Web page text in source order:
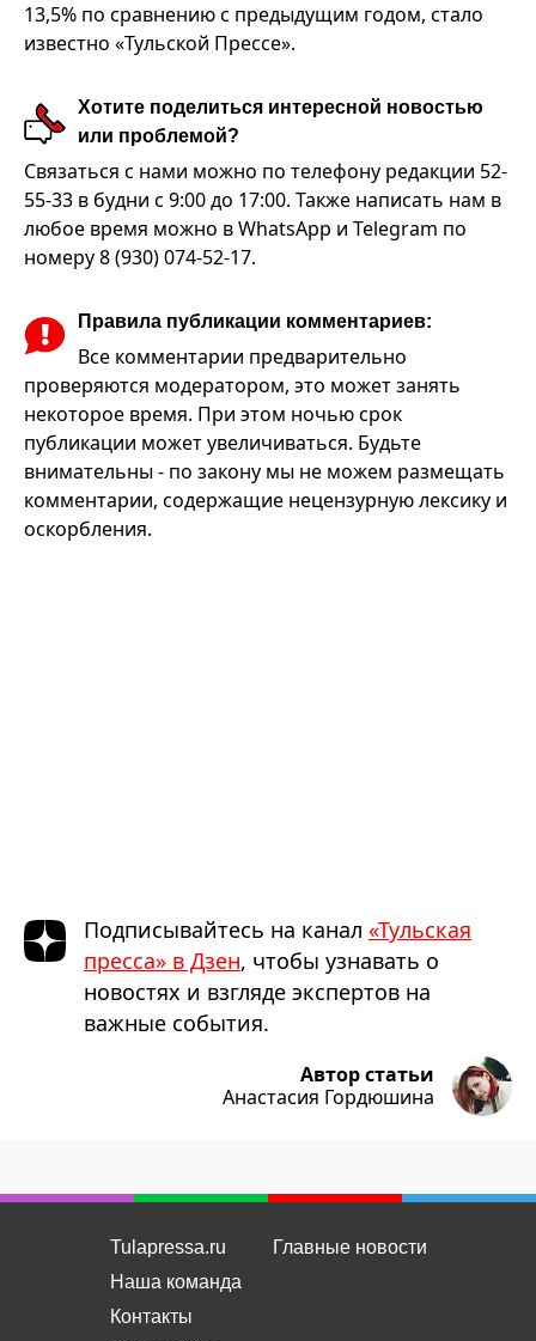
13,5% по сравнению с предыдущим годом, стало
известно «Тульской Прессе».
Хотите поделиться интересной новостью
или проблемой?
Связаться с нами можно по телефону редакции 52-
55-33 в будни с 9:00 до 17:00. Также написать нам в
любое время можно в WhatsApp и Telegram по
номеру 8 (930) 074-52-17.
Правила публикации комментариев:
Все комментарии предварительно
проверяются модератором, это может занять
некоторое время. При этом ночью срок
публикации может увеличиваться. Будьте
внимательны - по закону мы не можем размещать
комментарии, содержащие нецензурную лексику и
оскорбления.
Подписывайтесь на канал «Тульская
пресса» в Дзен, чтобы узнавать о
новостях и взгляде экспертов на
важные события.
Автор статьи
Анастасия Гордюшина
Tulapressa.ru
Наша команда
Контакты
Главные новости